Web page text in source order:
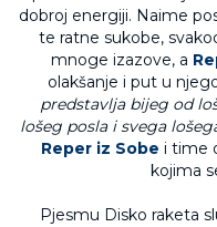
dobroj energiji. Naime
te ratne sukobe,
mnoge izazove, a
olakšanje i put u
predstavlja bijeg od
lošeg posla i svega
Reper iz Sobe i time
kojima
Pjesmu Disko raketa